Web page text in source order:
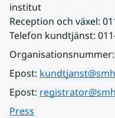
institut
Reception och växel:
Telefon kundtjänst:
Organisationsnummer:
Epost:
Epost:
Press